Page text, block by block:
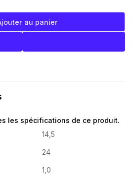
au panier
les spécifications de ce produit.
14,5
24
1,0